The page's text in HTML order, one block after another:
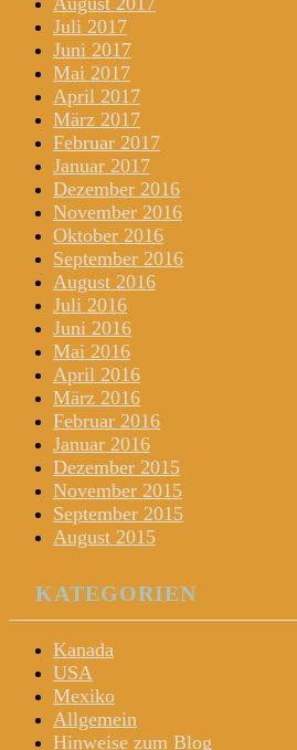
Juli 2017
Juni 2017
Mai 2017
April 2017
März 2017
Februar 2017
Januar 2017
Dezember 2016
November 2016
Oktober 2016
September 2016
August 2016
Juli 2016
Juni 2016
Mai 2016
April 2016
März 2016
Februar 2016
Januar 2016
Dezember 2015
November 2015
September 2015
August 2015
KATEGORIEN
Kanada
USA
Mexiko
Allgemein
Hinweise zum Blog